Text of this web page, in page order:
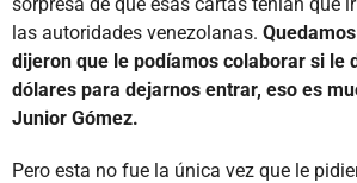
las autoridades venezolanas.
dijeron que le podíamos colaborar si le
dólares para dejarnos entrar, eso es
Junior Gómez.
Pero esta no fue la única vez que le